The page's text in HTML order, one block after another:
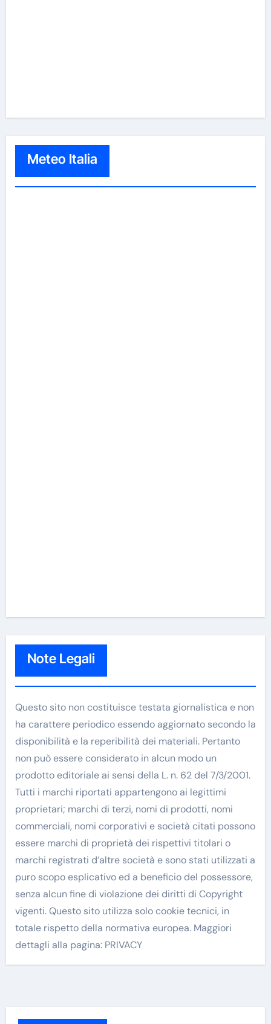
Meteo Italia
Note Legali
Questo sito non costituisce testata giornalistica e non
ha carattere periodico essendo aggiornato secondo la
disponibilità e la reperibilità dei materiali. Pertanto
non può essere considerato in alcun modo un
prodotto editoriale ai sensi della L. n. 62 del 7/3/2001.
Tutti i marchi riportati appartengono ai legittimi
proprietari; marchi di terzi, nomi di prodotti, nomi
commerciali, nomi corporativi e società citati possono
essere marchi di proprietà dei rispettivi titolari o
marchi registrati d’altre società e sono stati utilizzati a
puro scopo esplicativo ed a beneficio del possessore,
senza alcun fine di violazione dei diritti di Copyright
vigenti. Questo sito utilizza solo cookie tecnici, in
totale rispetto della normativa europea. Maggiori
dettagli alla pagina: PRIVACY